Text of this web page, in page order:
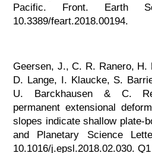
Pacific. Front. Earth
10.3389/feart.2018.00194.
Geersen, J., C. R. Ranero, H.
D. Lange, I. Klaucke, S.
U. Barckhausen & C.
permanent extensional
slopes indicate shallow plate-
and Planetary Science
10.1016/j.epsl.2018.02.030. Q1